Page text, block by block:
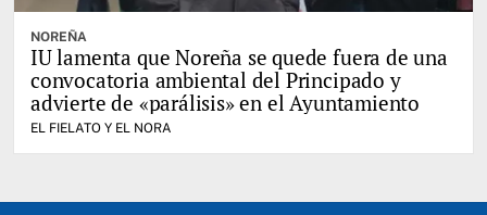
NOREÑA
IU lamenta que Noreña se quede fuera de una
convocatoria ambiental del Principado y
advierte de «parálisis» en el Ayuntamiento
EL FIELATO Y EL NORA